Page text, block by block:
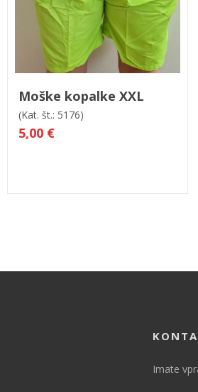
V košarico Hitri ogled
Moške kopalke XXL
(Kat. št.: 5176)
5,00 €
Imate